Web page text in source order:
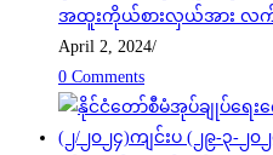
အထူးကိုယ်စားလှယ်အား လက်
April 2, 2024/
0 Comments